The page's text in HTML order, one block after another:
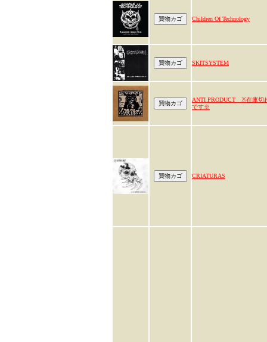
Children Of Technology
SKITSYSTEM
ANTI PRODUCT ※在庫切
です※
CRIATURAS